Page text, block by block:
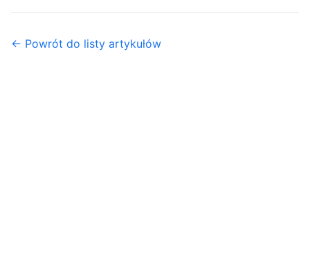
← Powrót do listy artykułów